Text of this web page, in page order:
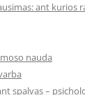
ant kurios
nauda
spalvas –